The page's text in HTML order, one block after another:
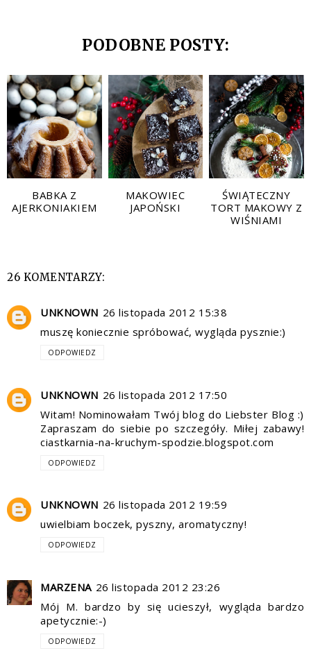
PODOBNE POSTY:
BABKA Z
AJERKONIAKIEM
MAKOWIEC
JAPOŃSKI
ŚWIĄTECZNY
TORT MAKOWY Z
WIŚNIAMI
26 KOMENTARZY:
UNKNOWN 26 listopada 2012 15:38
muszę koniecznie spróbować, wygląda pysznie:)
ODPOWIEDZ
UNKNOWN 26 listopada 2012 17:50
Witam! Nominowałam Twój blog do Liebster Blog :)
Zapraszam do siebie po szczegóły. Miłej zabawy!
ciastkarnia-na-kruchym-spodzie.blogspot.com
ODPOWIEDZ
UNKNOWN 26 listopada 2012 19:59
uwielbiam boczek, pyszny, aromatyczny!
ODPOWIEDZ
MARZENA 26 listopada 2012 23:26
Mój M. bardzo by się ucieszył, wygląda bardzo
apetycznie:-)
ODPOWIEDZ